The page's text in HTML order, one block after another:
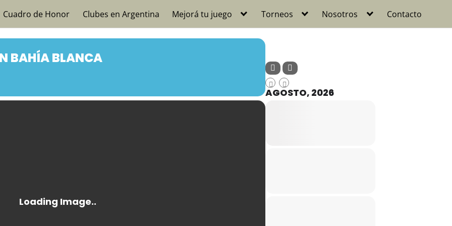
Cuadro de Honor Clubes en Argentina Mejorá tu juego Torneos Nosotros Contacto
BAHÍA BLANCA
AGOSTO, 2026